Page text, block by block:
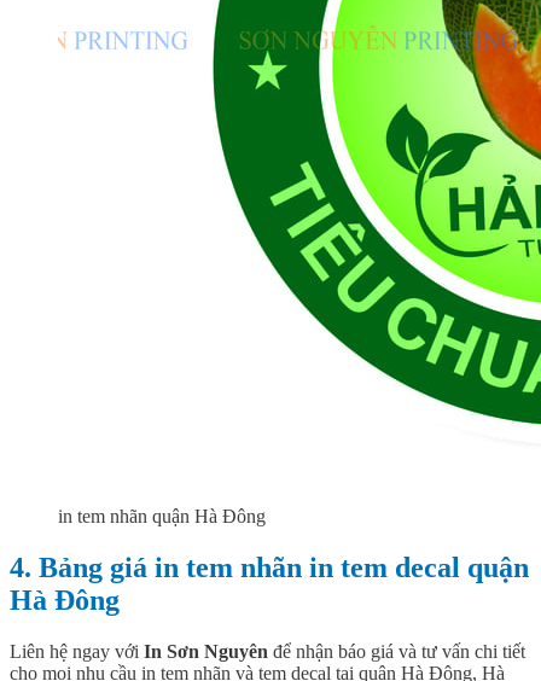
in tem nhãn quận Hà Đông
4. Bảng giá in tem nhãn in tem decal quận
Hà Đông
Liên hệ ngay với In Sơn Nguyên để nhận báo giá và tư vấn chi tiết
cho mọi nhu cầu in tem nhãn và tem decal tại quận Hà Đông, Hà